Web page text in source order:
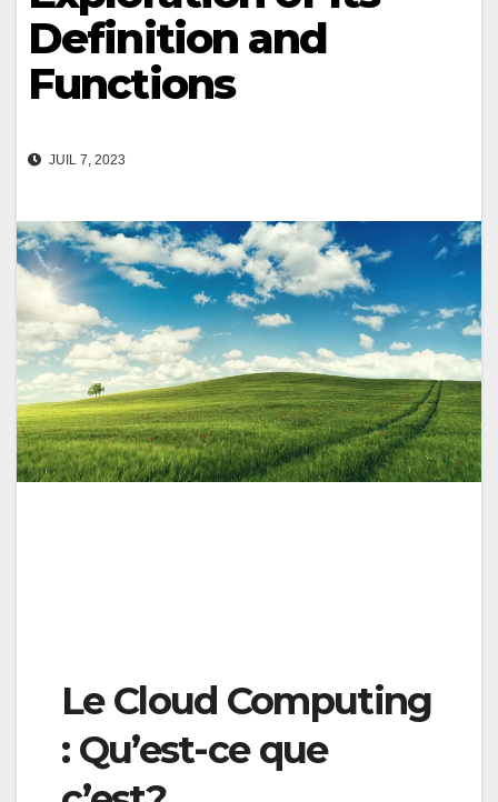
Definition and
Functions
JUIL 7, 2023
Le Cloud Computing
: Qu’est-ce que